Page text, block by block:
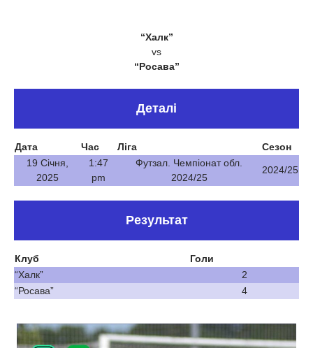
“Халк”
vs
“Росава”
Деталі
Дата Час Ліга
Сезон
19 Січня,
2025
1:47
pm
Футзал. Чемпіонат обл.
2024/25
2024/25
Результат
Клуб
Голи
“Халк”
2
“Росава”
4